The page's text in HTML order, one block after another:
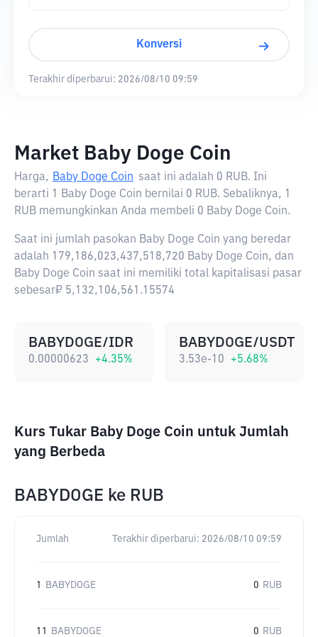
Konversi
Terakhir diperbarui: 2026/08/10 09:59
Market Baby Doge Coin
Harga, Baby Doge Coin saat ini adalah 0 RUB. Ini
berarti 1 Baby Doge Coin bernilai 0 RUB. Sebaliknya, 1
RUB memungkinkan Anda membeli 0 Baby Doge Coin.
Saat ini jumlah pasokan Baby Doge Coin yang beredar
adalah 179,186,023,437,518,720 Baby Doge Coin, dan
Baby Doge Coin saat ini memiliki total kapitalisasi pasar
sebesar₽ 5,132,106,561.15574
BABYDOGE/IDR
0.00000623 +4.35%
BABYDOGE/USDT
3.53e-10 +5.68%
Kurs Tukar Baby Doge Coin untuk Jumlah
yang Berbeda
BABYDOGE ke RUB
Jumlah Terakhir diperbarui: 2026/08/10 09:59
1 BABYDOGE 0 RUB
11 BABYDOGE 0 RUB